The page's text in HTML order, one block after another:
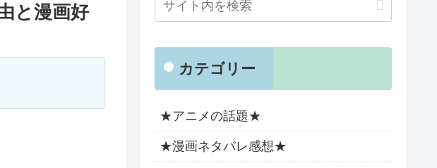
と漫画好
カテゴリー
★アニメの話題★
★漫画ネタバレ感想★